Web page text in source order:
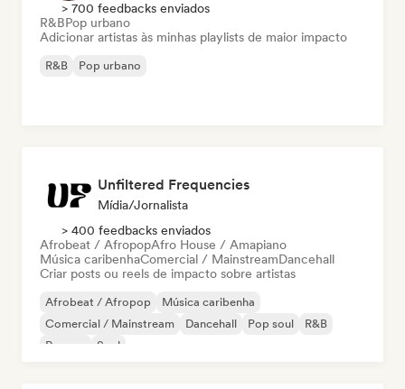
> 700 feedbacks enviados
R&BPop urbano
Adicionar artistas às minhas playlists de maior impacto
R&B Pop urbano
Unfiltered Frequencies
Mídia/Jornalista
> 400 feedbacks enviados
Afrobeat / AfropopAfro House / Amapiano
Música caribenhaComercial / MainstreamDancehall
Criar posts ou reels de impacto sobre artistas
Afrobeat / Afropop
Música caribenha
Comercial / Mainstream
Dancehall Pop soul
R&B
Reggae
Soul